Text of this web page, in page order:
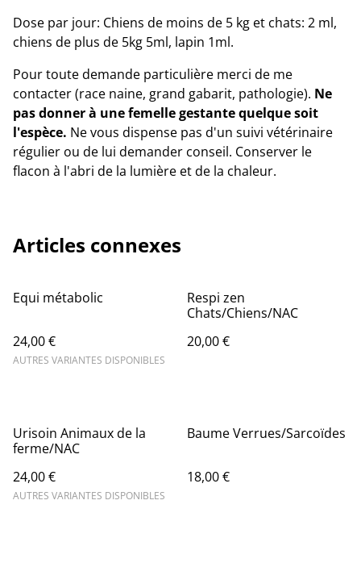
Dose par jour: Chiens de moins de 5 kg et chats: 2 ml,
chiens de plus de 5kg 5ml, lapin 1ml.
Pour toute demande particulière merci de me
contacter (race naine, grand gabarit, pathologie). Ne
pas donner à une femelle gestante quelque soit
l'espèce. Ne vous dispense pas d'un suivi vétérinaire
régulier ou de lui demander conseil. Conserver le
flacon à l'abri de la lumière et de la chaleur.
Articles connexes
Equi métabolic
24,00 €
AUTRES VARIANTES DISPONIBLES
Respi zen
Chats/Chiens/NAC
20,00 €
Urisoin Animaux de la
ferme/NAC
24,00 €
AUTRES VARIANTES DISPONIBLES
Baume Verrues/Sarcoïdes
18,00 €